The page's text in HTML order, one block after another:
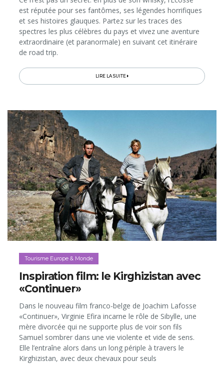
est réputée pour ses fantômes, ses légendes horrifiques
et ses histoires glauques. Partez sur les traces des
spectres les plus célèbres du pays et vivez une aventure
extraordinaire (et paranormale) en suivant cet itinéraire
de road trip.
LIRE LA SUITE
Tourisme Europe & Monde
Inspiration film: le Kirghizistan avec
«Continuer»
Dans le nouveau film franco-belge de Joachim Lafosse
«Continuer», Virginie Efira incarne le rôle de Sibylle, une
mère divorcée qui ne supporte plus de voir son fils
Samuel sombrer dans une vie violente et vide de sens.
Elle l’entraîne alors dans un long périple à travers le
Kirghizistan, avec deux chevaux pour seuls